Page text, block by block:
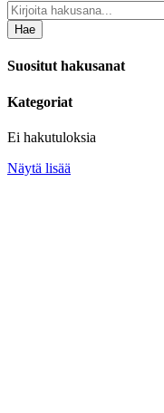
Hae
Suositut hakusanat
Kategoriat
Ei hakutuloksia
Näytä lisää